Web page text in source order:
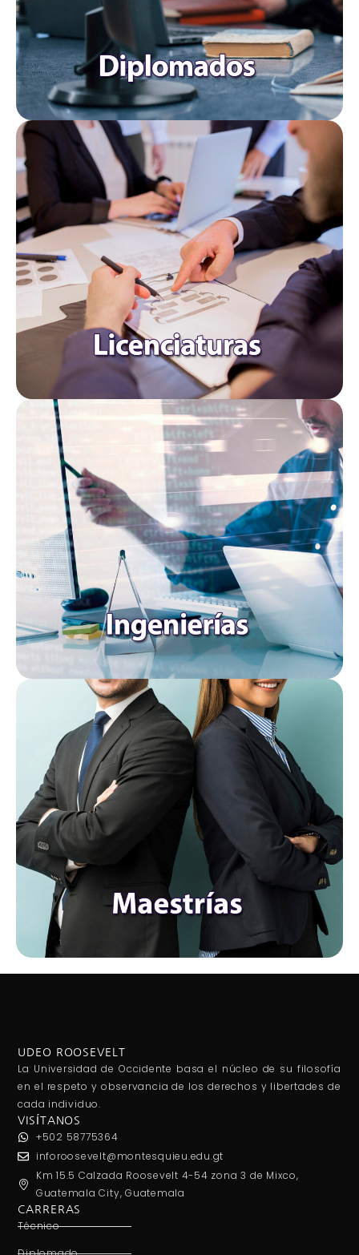
UDEO ROOSEVELT
La Universidad de Occidente basa el núcleo de su filosofía
en el respeto y observancia de los derechos y libertades de
cada individuo.
VISÍTANOS
+502 58775364
inforoosevelt@montesquieu.edu.gt
Km 15.5 Calzada Roosevelt 4-54 zona 3 de Mixco,
Guatemala City, Guatemala
CARRERAS
Técnico